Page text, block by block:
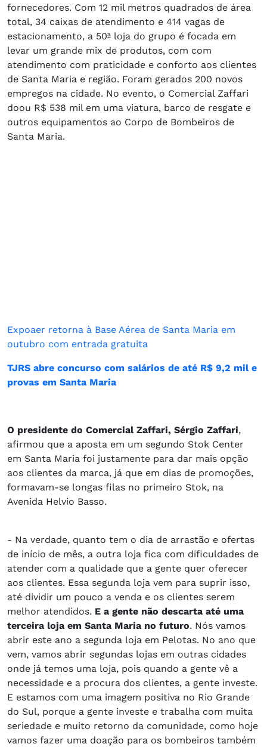
fornecedores. Com 12 mil metros quadrados de área
total, 34 caixas de atendimento e 414 vagas de
estacionamento, a 50ª loja do grupo é focada em
levar um grande mix de produtos, com com
atendimento com praticidade e conforto aos clientes
de Santa Maria e região. Foram gerados 200 novos
empregos na cidade. No evento, o Comercial Zaffari
doou R$ 538 mil em uma viatura, barco de resgate e
outros equipamentos ao Corpo de Bombeiros de
Santa Maria.
Expoaer retorna à Base Aérea de Santa Maria em
outubro com entrada gratuita
TJRS abre concurso com salários de até R$ 9,2 mil e
provas em Santa Maria
O presidente do Comercial Zaffari, Sérgio Zaffari,
afirmou que a aposta em um segundo Stok Center
em Santa Maria foi justamente para dar mais opção
aos clientes da marca, já que em dias de promoções,
formavam-se longas filas no primeiro Stok, na
Avenida Helvio Basso.
- Na verdade, quanto tem o dia de arrastão e ofertas
de início de mês, a outra loja fica com dificuldades de
atender com a qualidade que a gente quer oferecer
aos clientes. Essa segunda loja vem para suprir isso,
até dividir um pouco a venda e os clientes serem
melhor atendidos. E a gente não descarta até uma
terceira loja em Santa Maria no futuro. Nós vamos
abrir este ano a segunda loja em Pelotas. No ano que
vem, vamos abrir segundas lojas em outras cidades
onde já temos uma loja, pois quando a gente vê a
necessidade e a procura dos clientes, a gente investe.
E estamos com uma imagem positiva no Rio Grande
do Sul, porque a gente investe e trabalha com muita
seriedade e muito retorno da comunidade, como hoje
vamos fazer uma doação para os bombeiros também